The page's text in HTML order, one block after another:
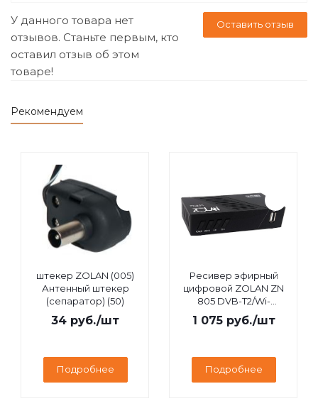
Оставить отзыв
У данного товара нет
отзывов. Станьте первым, кто
оставил отзыв об этом
товаре!
Рекомендуем
штекер ZOLAN (005)
Антенный штекер
(сепаратор) (50)
34 руб./шт
Подробнее
Ресивер эфирный
цифровой ZOLAN ZN
805 DVB-T2/Wi-
Fi/IPTV/MEGOGO/YouTube,
дисплей
1 075руб./шт
Подробнее